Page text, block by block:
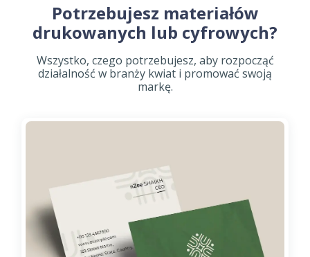
Potrzebujesz materiałów
drukowanych lub cyfrowych?
Wszystko, czego potrzebujesz, aby rozpocząć
działalność w branży kwiat i promować swoją
markę.